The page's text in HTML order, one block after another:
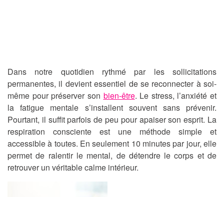
Dans notre quotidien rythmé par les sollicitations
permanentes, il devient essentiel de se reconnecter à soi-
même pour préserver son bien-être. Le stress, l’anxiété et
la fatigue mentale s’installent souvent sans prévenir.
Pourtant, il suffit parfois de peu pour apaiser son esprit. La
respiration consciente est une méthode simple et
accessible à toutes. En seulement 10 minutes par jour, elle
permet de ralentir le mental, de détendre le corps et de
retrouver un véritable calme intérieur.